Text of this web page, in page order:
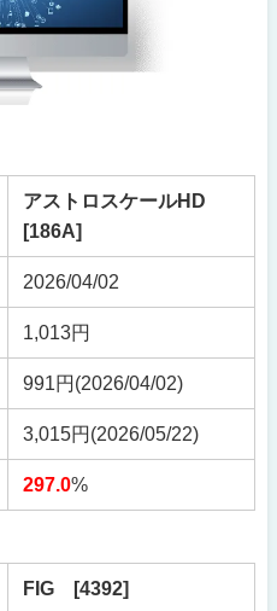
アストロスケールHD
[186A]
2026/04/02
1,013円
991円(2026/04/02)
3,015円(2026/05/22)
297.0%
FIG [4392]